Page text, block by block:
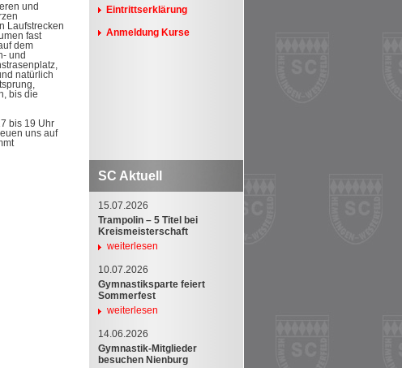
und
Laufstrecken
fast
dem
und
natürlich
bis die
bis 19 Uhr
uns auf
Eintrittserklärung
Anmeldung Kurse
SC Aktuell
15.07.2026
Trampolin – 5 Titel bei
Kreismeisterschaft
weiterlesen
10.07.2026
Gymnastiksparte feiert
Sommerfest
weiterlesen
14.06.2026
Gymnastik-Mitglieder
besuchen Nienburg